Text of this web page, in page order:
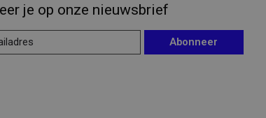
je op onze nieuwsbrief
Abonneer